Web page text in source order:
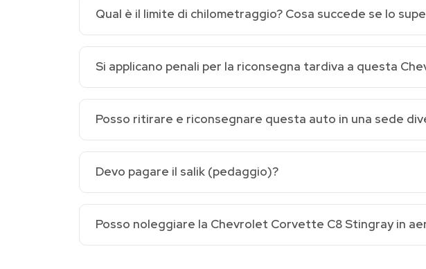
Qual è il limite di chilometraggio? Cosa succede se lo
Si applicano penali per la riconsegna tardiva a questa
Posso ritirare e riconsegnare questa auto in una sede
Devo pagare il salik (pedaggio)?
Posso noleggiare la Chevrolet Corvette C8 Stingray in